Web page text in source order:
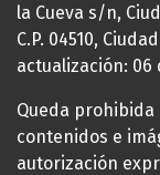
la Cueva s/n,
C.P. 04510,
actualización: 06
Queda
contenidos e
autorización